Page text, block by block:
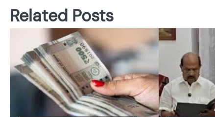
Related Posts